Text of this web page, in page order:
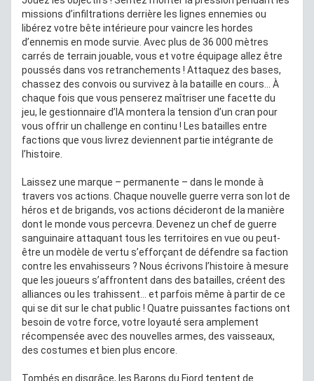
missions d’infiltrations derrière les lignes ennemies ou
libérez votre bête intérieure pour vaincre les hordes
d’ennemis en mode survie. Avec plus de 36 000 mètres
carrés de terrain jouable, vous et votre équipage allez être
poussés dans vos retranchements ! Attaquez des bases,
chassez des convois ou survivez à la bataille en cours… À
chaque fois que vous penserez maîtriser une facette du
jeu, le gestionnaire d’IA montera la tension d’un cran pour
vous offrir un challenge en continu ! Les batailles entre
factions que vous livrez deviennent partie intégrante de
l’histoire.
Laissez une marque – permanente – dans le monde à
travers vos actions. Chaque nouvelle guerre verra son lot de
héros et de brigands, vos actions décideront de la manière
dont le monde vous percevra. Devenez un chef de guerre
sanguinaire attaquant tous les territoires en vue ou peut-
être un modèle de vertu s’efforçant de défendre sa faction
contre les envahisseurs ? Nous écrivons l’histoire à mesure
que les joueurs s’affrontent dans des batailles, créent des
alliances ou les trahissent… et parfois même à partir de ce
qui se dit sur le chat public ! Quatre puissantes factions ont
besoin de votre force, votre loyauté sera amplement
récompensée avec des nouvelles armes, des vaisseaux,
des costumes et bien plus encore.
Tombés en disgrâce, les Barons du Fjord tentent de